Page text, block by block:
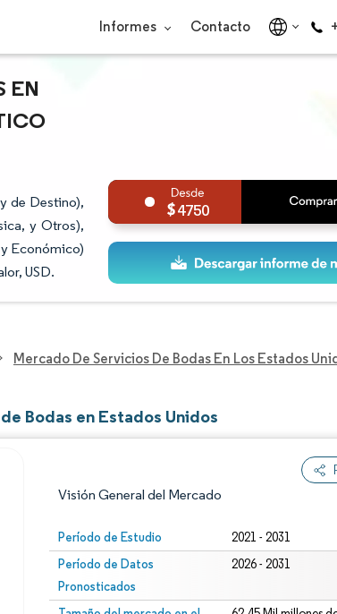
Informes Contacto
EN
de Destino),
y Otros),
Económico)
USD.
4750
Mercado De Servicios De Bodas En Los Estados
Bodas en Estados Unidos
Visión General del Mercado
Período de Estudio 2021 - 2031
Período de Datos
Pronosticados
2026 - 2031